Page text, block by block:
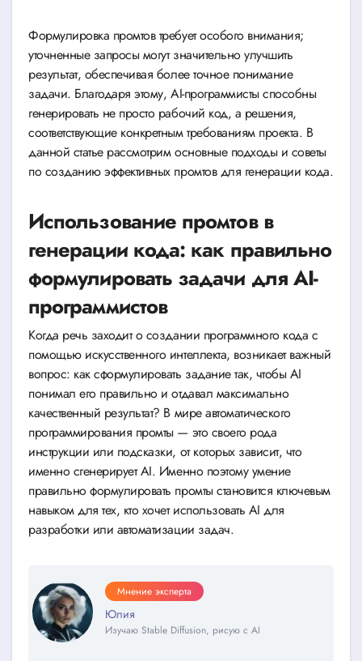
Формулировка промтов требует особого внимания;
уточненные запросы могут значительно улучшить
результат, обеспечивая более точное понимание
задачи. Благодаря этому, AI-программисты способны
генерировать не просто рабочий код, а решения,
соответствующие конкретным требованиям проекта. В
данной статье рассмотрим основные подходы и советы
по созданию эффективных промтов для генерации кода.
Использование промтов в
генерации кода: как правильно
формулировать задачи для AI-
программистов
Когда речь заходит о создании программного кода с
помощью искусственного интеллекта, возникает важный
вопрос: как сформулировать задание так, чтобы AI
понимал его правильно и отдавал максимально
качественный результат? В мире автоматического
программирования промты — это своего рода
инструкции или подсказки, от которых зависит, что
именно сгенерирует AI. Именно поэтому умение
правильно формулировать промты становится ключевым
навыком для тех, кто хочет использовать AI для
разработки или автоматизации задач.
Мнение эксперта
Юлия
Изучаю Stable Diffusion, рисую с AI